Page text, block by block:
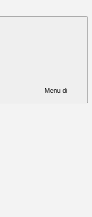
Menu di